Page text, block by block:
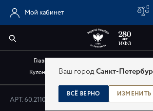
Ваш городСанкт-
ВСЁ ВЕРНО ИЗМЕНИТЬ
Мой кабинет
0
Главная Авторские изделия
Кулон Модерн.Геометрия, форма Осколок,
АРТ.60.21106.00.1